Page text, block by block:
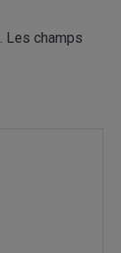
Les champs